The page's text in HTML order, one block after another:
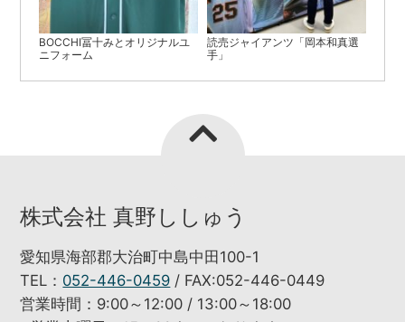
BOCCHI冨十みとオリジナルユ
ニフォーム
読売ジャイアンツ「岡本和真選
手」
株式会社 真野ししゅう
愛知県海部郡大治町中島中田100-1
TEL： 052-446-0459 / FAX:052-446-0449
営業時間：9:00～12:00 / 13:00～18:00